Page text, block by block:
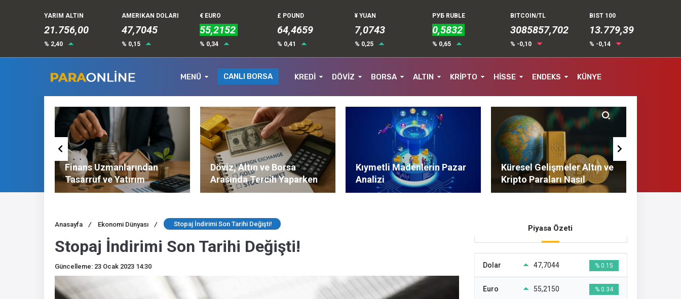
YARIM ALTIN
21.756,00
% 2,40
AMERIKAN DOLARI
47,7045
% 0,15
€ EURO
55,2152
% 0,34
£ POUND
64,4659
% 0,41
¥ YUAN
7,0743
% 0,25
РУБ RUBLE
0,5832
% 0,65
BITCOIN/TL
3085857,702
% -0,10
BIST 100
13.779,39
% -0,14
MENÜ CANLI BORSA KREDİ DÖVİZ BORSA ALTIN KRİPTO HİSSE ENDEKS KÜNYE
Finans Uzmanlarından
Tasarruf ve Yatırım
Tavsiyeleri
Döviz, Altın ve Borsa
Arasında Tercih Yaparken
Nelere Dikkat Edilmeli?
Kıymetli Madenlerin Pazar
Analizi
Küresel Gelişmeler Altın ve
Kripto Paraları Nasıl
Etkiliyor?
Anasayfa / Ekonomi Dünyası / Stopaj İndirimi Son Tarihi Değişti!
Stopaj İndirimi Son Tarihi Değişti!
Güncelleme: 23 Ocak 2023 14:30
Piyasa Özeti
Dolar 47,7044 % 0.15
Euro 55,2150 % 0.34